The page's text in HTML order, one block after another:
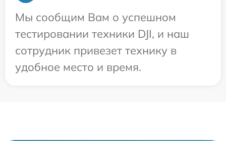
Мы сообщим Вам о успешном
тестировании техники DJI, и наш
сотрудник привезет технику в
удобное место и время.